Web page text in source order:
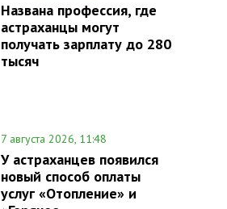
Названа профессия, где
астраханцы могут
получать зарплату до 280
тысяч
7 августа 2026, 11:48
У астраханцев появился
новый способ оплаты
услуг «Отопление» и